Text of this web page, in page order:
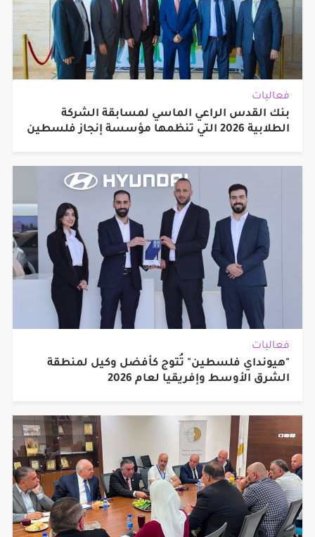
فعاليات
بنك القدس الراعي الماسي لمسابقة الشركة
الطلابية 2026 التي تنظمها مؤسسة إنجاز فلسطين
فعاليات
"هيونداي فلسطين" تُتوج كأفضل وكيل لمنطقة
الشرق الأوسط وإفريقيا لعام 2026